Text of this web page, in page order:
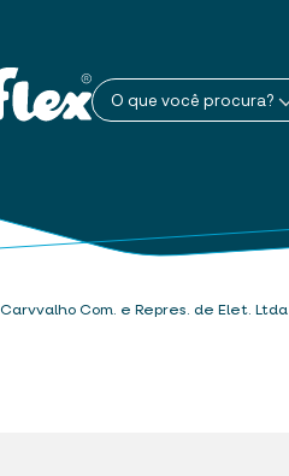
O que você procura?
Carvvalho Com. e Repres. de Elet. Ltda